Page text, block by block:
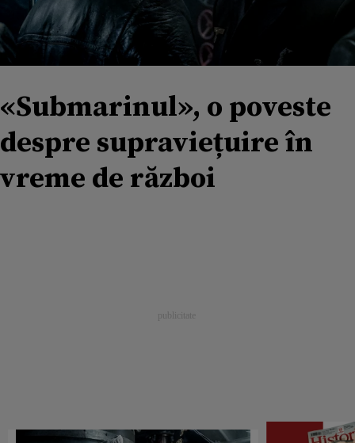
«Submarinul», o poveste
despre supraviețuire în
vreme de război